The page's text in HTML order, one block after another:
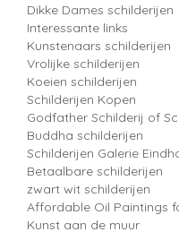
Dikke Dames schilderijen
Interessante links
Kunstenaars schilderijen
Vrolijke schilderijen
Koeien schilderijen
Schilderijen Kopen
Godfather Schilderij of
Buddha schilderijen
Schilderijen Galerie
Betaalbare schilderijen
zwart wit schilderijen
Affordable Oil Paintings
Kunst aan de muur